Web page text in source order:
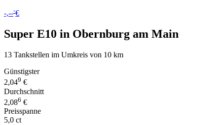
-,---€
Super E10 in Obernburg am Main
13 Tankstellen im Umkreis von 10 km
Günstigster
2,049 €
Durchschnitt
2,086 €
Preisspanne
5,0 ct